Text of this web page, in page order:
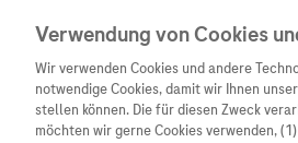
Verwendung von Cookies
Wir verwenden Cookies und andere
notwendige Cookies, damit wir Ihnen
stellen können. Die für diesen Zweck
möchten wir gerne Cookies verwenden,